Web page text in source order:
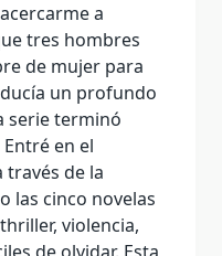
a
tres hombres
de mujer para
un profundo
serie terminó
en el
través de la
las cinco novelas
violencia,